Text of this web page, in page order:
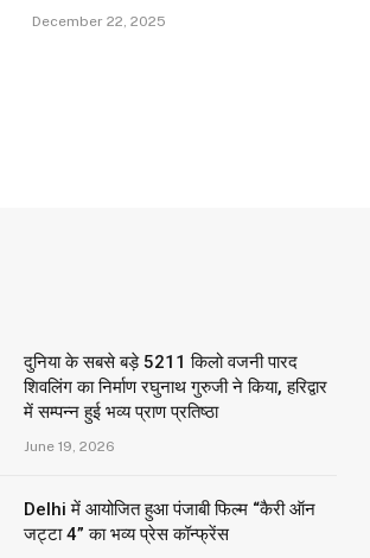
December 22, 2025
दुनिया के सबसे बड़े 5211 किलो वजनी पारद
शिवलिंग का निर्माण रघुनाथ गुरुजी ने किया, हरिद्वार
में सम्पन्न हुई भव्य प्राण प्रतिष्ठा
June 19, 2026
Delhi में आयोजित हुआ पंजाबी फिल्म “कैरी ऑन
जट्टा 4” का भव्य प्रेस कॉन्फ्रेंस